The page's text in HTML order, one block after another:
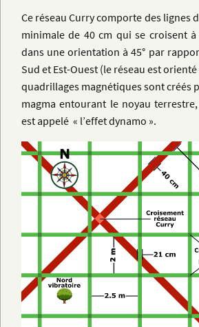
Ce réseau Curry comporte des lignes
minimale de 40 cm qui se croisent
dans une orientation à 45° par
Sud et Est-Ouest (le réseau est orienté
quadrillages magnétiques sont créés
magma entourant le noyau
est appelé « l’effet dynamo ».